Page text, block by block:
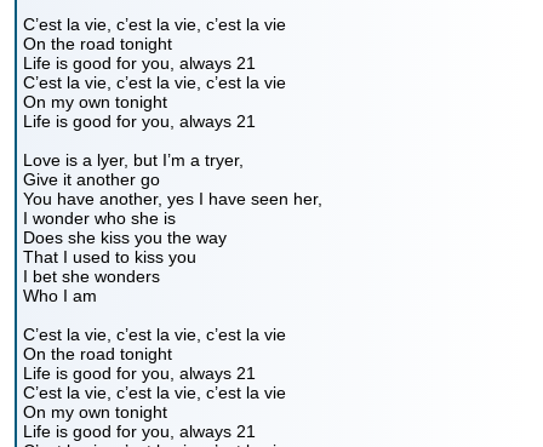
C’est la vie, c’est la vie, c’est la vie
On the road tonight
Life is good for you, always 21
C’est la vie, c’est la vie, c’est la vie
On my own tonight
Life is good for you, always 21
Love is a lyer, but I’m a tryer,
Give it another go
You have another, yes I have seen her,
I wonder who she is
Does she kiss you the way
That I used to kiss you
I bet she wonders
Who I am
C’est la vie, c’est la vie, c’est la vie
On the road tonight
Life is good for you, always 21
C’est la vie, c’est la vie, c’est la vie
On my own tonight
Life is good for you, always 21